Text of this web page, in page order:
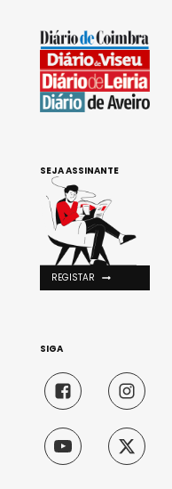
SEJA ASSINANTE
REGISTAR
SIGA